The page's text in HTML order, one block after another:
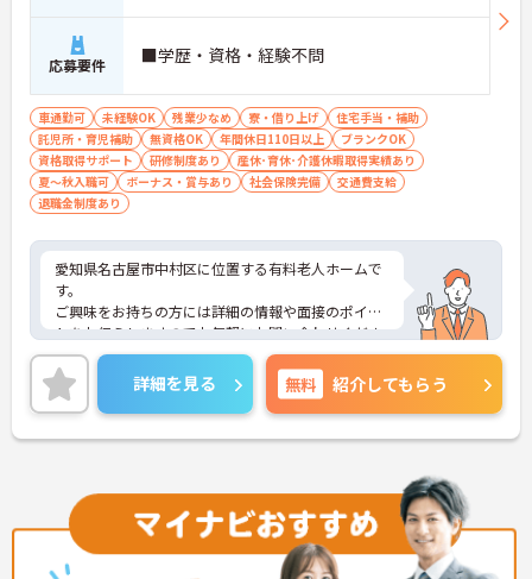
応募要件 ■学歴・資格・経験不問
車通勤可 未経験OK 残業少なめ 寮・借り上げ
住宅手当・補助
託児所・育児補助
無資格OK 年間休日110日以上
ブランクOK
資格取得サポート
研修制度あり
産休･育休･介護休暇取得実績あり
夏～秋入職可
ボーナス・賞与あり 社会保険完備
交通費支給
退職金制度あり
愛知県名古屋市中村区に位置する有料老人ホームで
す。
ご興味をお持ちの方には詳細の情報や面接のポイン
トをお伝えしますのでお気軽にお問い合わせくださ
いませ。
詳細を見る 無料 紹介してもらう